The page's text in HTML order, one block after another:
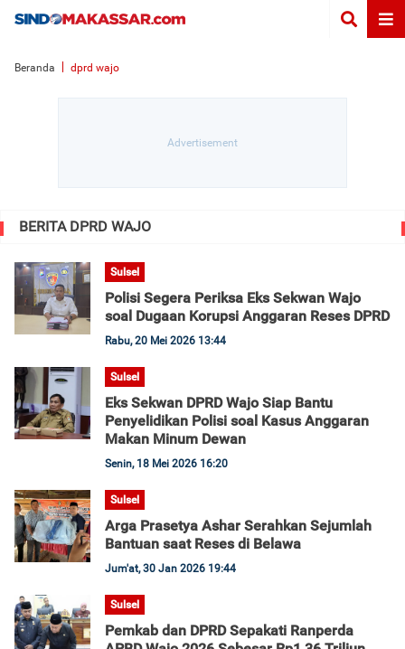
Beranda dprd wajo
BERITA DPRD WAJO
Sulsel
Polisi Segera Periksa Eks Sekwan Wajo
soal Dugaan Korupsi Anggaran Reses DPRD
Rabu, 20 Mei 2026 13:44
Sulsel
Eks Sekwan DPRD Wajo Siap Bantu
Penyelidikan Polisi soal Kasus Anggaran
Makan Minum Dewan
Senin, 18 Mei 2026 16:20
Sulsel
Arga Prasetya Ashar Serahkan Sejumlah
Bantuan saat Reses di Belawa
Jum'at, 30 Jan 2026 19:44
Sulsel
Pemkab dan DPRD Sepakati Ranperda